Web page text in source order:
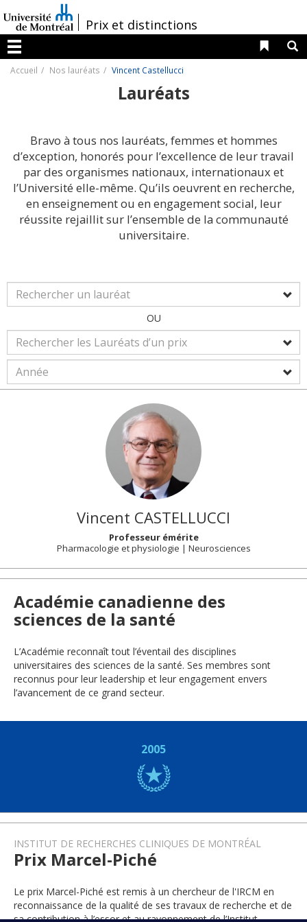
au
contenu
/Prix et distinctions
Menu
Liens
Accueil Nos lauréats Vincent Castellucci
Lauréats
Bravo à tous nos lauréats, femmes et hommes
d’exception, honorés pour l’excellence de leur travail
par des organismes nationaux, internationaux et
l’Université elle-même. Qu’ils oeuvrent en recherche,
en enseignement ou en engagement social, leur
réussite rejaillit sur l’ensemble de la communauté
universitaire.
OU
Vincent CASTELLUCCI
Professeur émérite
Pharmacologie et physiologie | Neurosciences
Académie canadienne des
sciences de la santé
L’Académie reconnaît tout l’éventail des disciplines
universitaires des sciences de la santé. Ses membres sont
reconnus pour leur leadership et leur engagement envers
l’avancement de ce grand secteur.
2005
INSTITUT DE RECHERCHES CLINIQUES DE MONTRÉAL
Prix Marcel-Piché
Le prix Marcel-Piché est remis à un chercheur de l'IRCM en
reconnaissance de la qualité de ses travaux de recherche et de
sa contribution à l’essor et au rayonnement de l’Institut.